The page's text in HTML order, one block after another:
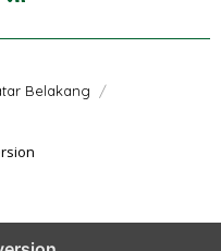
Belakang